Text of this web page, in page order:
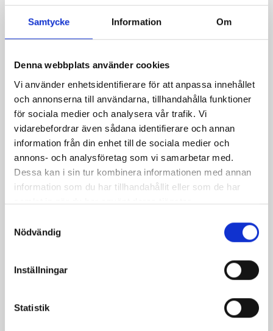
Samtycke Information Om
Denna webbplats använder cookies
Vi använder enhetsidentifierare för att anpassa innehållet
och annonserna till användarna, tillhandahålla funktioner
för sociala medier och analysera vår trafik. Vi
vidarebefordrar även sådana identifierare och annan
information från din enhet till de sociala medier och
annons- och analysföretag som vi samarbetar med.
Dessa kan i sin tur kombinera informationen med annan
information som du har tillhandahållit eller som de har
samlat in när du har använt deras tjänster.
Nödvändig
Inställningar
Statistik
Generator/Tändning
Hastighetsmätare
Insug
Kabel & Vajer
Kickstart
Kolvar
Koppling
Gummibussning stötdämpare (Puch/Zündapp/Universal)
34 kr
Stötdämpare 280mm/10mm/10mm helkromad
DMP
740 kr
Stötdämpare 280mm/10mm/10mm Krom (Universal) FAST ARROW